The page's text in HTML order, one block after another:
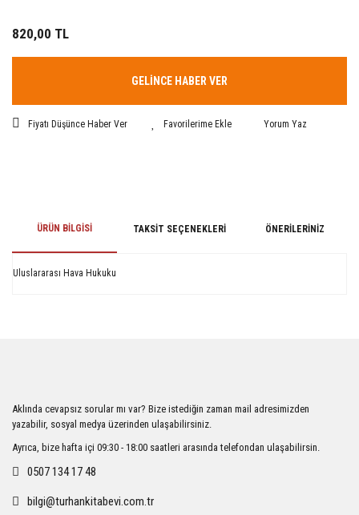
820,00 TL
GELİNCE HABER VER
Fiyatı Düşünce Haber Ver Yorum Yaz
ÜRÜN BILGISI TAKSIT SEÇENEKLERI ÖNERILERINIZ
Uluslararası Hava Hukuku
Ürün açıklamasında eksik bilgiler bulunuyor.
Ürün bilgilerinde hatalar bulunuyor.
Ürün fiyatı diğer sitelerden daha pahalı.
Aklında cevapsız sorular mı var? Bize istediğin zaman mail adresimizden
yazabilir, sosyal medya üzerinden ulaşabilirsiniz.
Ayrıca, bize hafta içi 09:30 - 18:00 saatleri arasında telefondan ulaşabilirsin.
0507 134 17 48
bilgi@turhankitabevi.com.tr